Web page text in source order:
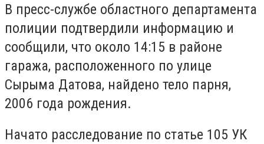
В пресс-службе областного департамента
полиции подтвердили информацию и
сообщили, что около 14:15 в районе
гаража, расположенного по улице
Сырыма Датова, найдено тело парня,
2006 года рождения.
Начато расследование по статье 105 УК